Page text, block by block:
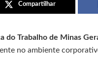
Compartilhar
do Trabalho de Minas
no ambiente